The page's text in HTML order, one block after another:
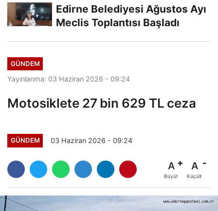
Edirne Belediyesi Ağustos Ayı
Meclis Toplantısı Başladı
GÜNDEM
Yayınlanma: 03 Haziran 2026 - 09:24
Motosiklete 27 bin 629 TL ceza
GÜNDEM 03 Haziran 2026 - 09:24
A
Büyüt
A
Küçült